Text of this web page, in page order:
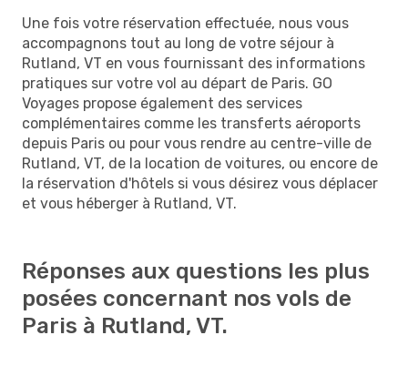
Une fois votre réservation effectuée, nous vous
accompagnons tout au long de votre séjour à
Rutland, VT en vous fournissant des informations
pratiques sur votre vol au départ de Paris. GO
Voyages propose également des services
complémentaires comme les transferts aéroports
depuis Paris ou pour vous rendre au centre-ville de
Rutland, VT, de la location de voitures, ou encore de
la réservation d'hôtels si vous désirez vous déplacer
et vous héberger à Rutland, VT.
Réponses aux questions les plus
posées concernant nos vols de
Paris à Rutland, VT.